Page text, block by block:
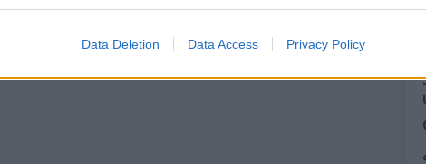
Data Deletion Data Access Privacy Policy